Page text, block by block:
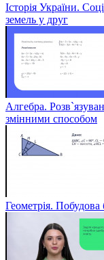
Історія України.
земель у друг
Алгебра.
змінними способом
Геометрія. Побудова